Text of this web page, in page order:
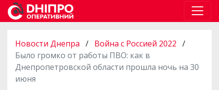
Новости Днепра / Война с Россией 2022 /
Было громко от работы ПВО: как в
Днепропетровской области прошла ночь на 30
июня